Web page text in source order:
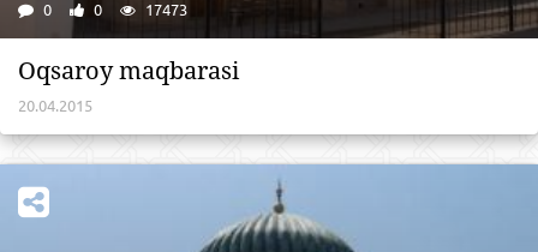
0 0 17473
Oqsaroy maqbarasi
20.04.2015